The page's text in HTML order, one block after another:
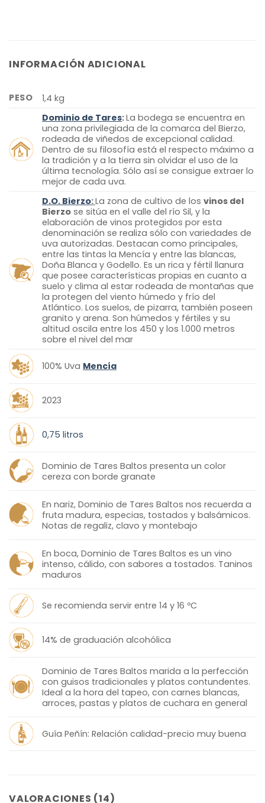
INFORMACIÓN ADICIONAL
PESO
1,4 kg
Dominio de Tares:La bodega se encuentra en
una zona privilegiada de la comarca del Bierzo,
rodeada de viñedos de excepcional calidad.
Dentro de su filosofía está el respecto máximo a
la tradición y a la tierra sin olvidar el uso de la
última tecnología. Sólo así se consigue extraer lo
mejor de cada uva.
D.O. Bierzo:La zona de cultivo de losvinos del
Bierzo se sitúa en el valle del río Sil, y la
elaboración de vinos protegidos por esta
denominación se realiza sólo con variedades de
uva autorizadas. Destacan como principales,
entre las tintas la Mencía y entre las blancas,
Doña Blanca y Godello. Es un rica y fértil llanura
que posee características propias en cuanto a
suelo y clima al estar rodeada de montañas que
la protegen del viento húmedo y frío del
Atlántico. Los suelos, de pizarra, también poseen
granito y arena. Son húmedos y fértiles y su
altitud oscila entre los 450 y los 1.000 metros
sobre el nivel del mar
100% Uva Mencía
2023
0,75 litros
Dominio de Tares Baltos presenta un color
cereza con borde granate
En nariz, Dominio de Tares Baltos nos recuerda a
fruta madura, especias, tostados y balsámicos.
Notas de regaliz, clavo y montebajo
En boca, Dominio de Tares Baltos es un vino
intenso, cálido, con sabores a tostados. Taninos
maduros
Se recomienda servir entre 14 y 16 ºC
14% de graduación alcohólica
Dominio de Tares Baltos marida a la perfección
con guisos tradicionales y platos contundentes.
Ideal a la hora del tapeo, con carnes blancas,
arroces, pastas y platos de cuchara en general
Guía Peñín: Relación calidad-precio muy buena
VALORACIONES (14)